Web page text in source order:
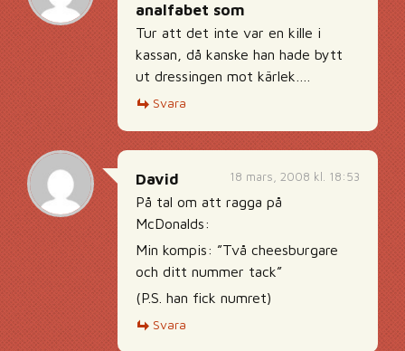
analfabet som
Tur att det inte var en kille i
kassan, då kanske han hade bytt
ut dressingen mot kärlek….
Svara
18 mars, 2008 kl. 18:53
David
På tal om att ragga på
McDonalds:
Min kompis: ”Två cheesburgare
och ditt nummer tack”
(P.S. han fick numret)
Svara